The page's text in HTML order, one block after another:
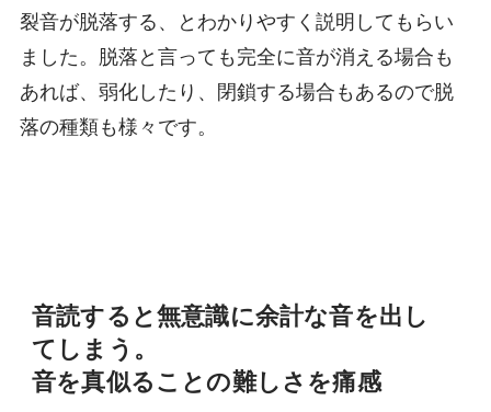
裂音が脱落する、とわかりやすく説明してもらい
ました。脱落と言っても完全に音が消える場合も
あれば、弱化したり、閉鎖する場合もあるので脱
落の種類も様々です。
音読すると無意識に余計な音を出し
てしまう。
音を真似ることの難しさを痛感